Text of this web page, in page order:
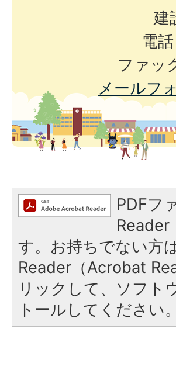
建
電
ファッ
メールフ
PDFフ
Reader
す。お持ちでない方
Reader（Acrobat
リックして、ソフト
トールしてください。